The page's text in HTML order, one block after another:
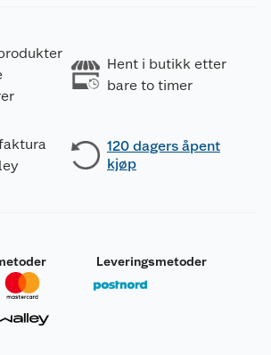
Hent i butikk etter
bare to timer
120 dagers åpent
kjøp
Leveringsmetoder